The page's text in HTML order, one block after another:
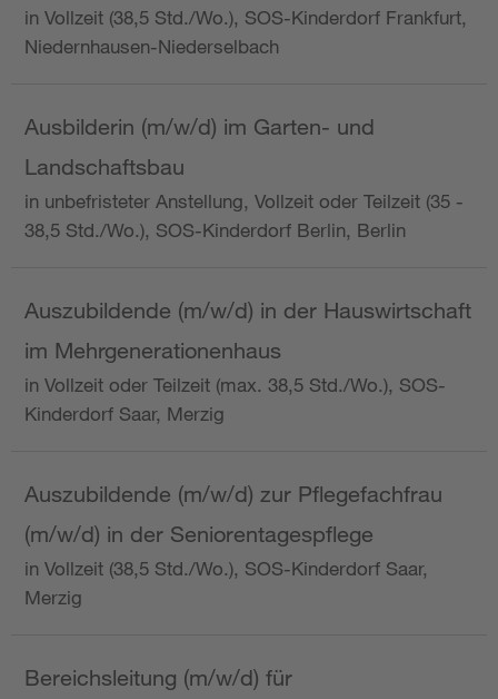
in Vollzeit (38,5 Std./Wo.), SOS-Kinderdorf Frankfurt,
Niedernhausen-Niederselbach
Ausbilderin (m/w/d) im Garten- und
Landschaftsbau
in unbefristeter Anstellung, Vollzeit oder Teilzeit (35 -
38,5 Std./Wo.), SOS-Kinderdorf Berlin, Berlin
Auszubildende (m/w/d) in der Hauswirtschaft
im Mehrgenerationenhaus
in Vollzeit oder Teilzeit (max. 38,5 Std./Wo.), SOS-
Kinderdorf Saar, Merzig
Auszubildende (m/w/d) zur Pflegefachfrau
(m/w/d) in der Seniorentagespflege
in Vollzeit (38,5 Std./Wo.), SOS-Kinderdorf Saar,
Merzig
Bereichsleitung (m/w/d) für